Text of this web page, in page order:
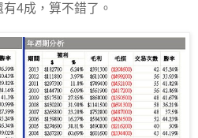
4成，算不錯了。